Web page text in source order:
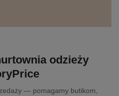
odzieży
— pomagamy butikom,